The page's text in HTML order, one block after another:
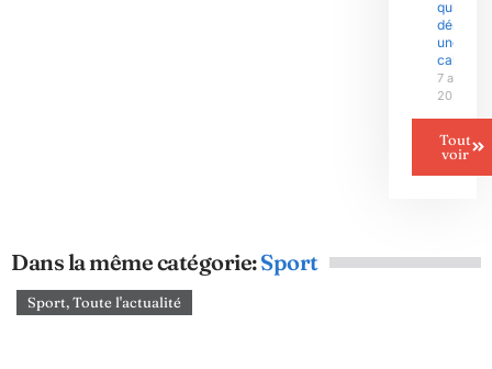
qui
dénonce
une «
cabale »
7 août
2026
Tout
voir
Dans la même catégorie:Sport
Sport,Toute l'actualité